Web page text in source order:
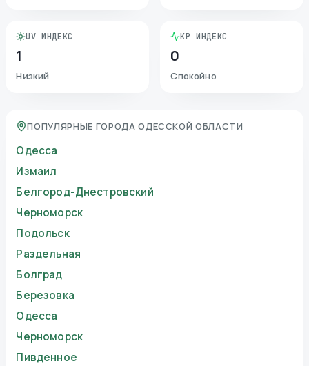
UV ИНДЕКС
1
Низкий
KP ИНДЕКС
0
Спокойно
ПОПУЛЯРНЫЕ ГОРОДА ОДЕССКОЙ ОБЛАСТИ
Одесса
Измаил
Белгород-Днестровский
Черноморск
Подольск
Раздельная
Болград
Березовка
Одесса
Черноморск
Пивденное